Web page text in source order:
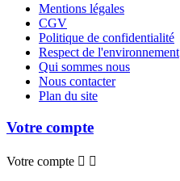
Mentions légales
CGV
Politique de confidentialité
Respect de l'environnement
Qui sommes nous
Nous contacter
Plan du site
Votre compte
Votre compte  